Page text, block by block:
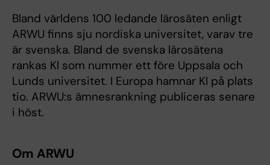
Bland världens 100 ledande lärosäten enligt
ARWU finns sju nordiska universitet, varav tre
är svenska. Bland de svenska lärosätena
rankas KI som nummer ett före Uppsala och
Lunds universitet. I Europa hamnar KI på plats
tio. ARWU:s ämnesrankning publiceras senare
i höst.
Om ARWU